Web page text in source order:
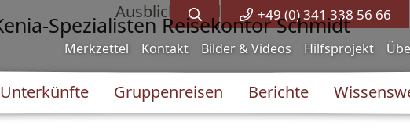
+49 (0) 341 338 56 66
Unterkünfte Gruppenreisen Berichte
Merkzettel Kontakt Bilder & Videos Hilfsprojekt